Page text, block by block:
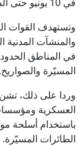
وتستهدف القوات
والمنشآت
في المناطق
المسيّرة والصواريخ.
وردا على ذلك،
العسكرية
باستخدام أسلحة
الطائرات المسيّرة.